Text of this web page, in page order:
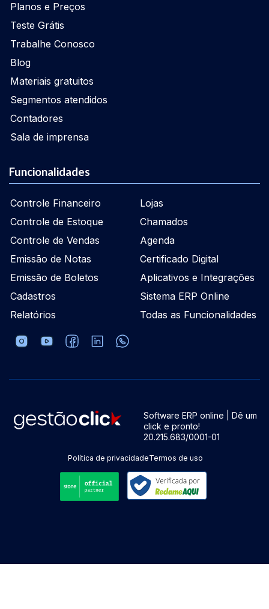
Planos e Preços
Teste Grátis
Trabalhe Conosco
Blog
Materiais gratuitos
Segmentos atendidos
Contadores
Sala de imprensa
Funcionalidades
Controle Financeiro
Controle de Estoque
Controle de Vendas
Emissão de Notas
Emissão de Boletos
Cadastros
Relatórios
Lojas
Chamados
Agenda
Certificado Digital
Aplicativos e Integrações
Sistema ERP Online
Todas as Funcionalidades
Software ERP online | Dê um
click e pronto!
20.215.683/0001-01
Política de privacidadeTermos de uso